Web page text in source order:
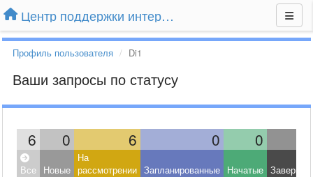
Центр поддержки интернет-магазина Extender24.ru
Профиль пользователя Di1
Ваши запросы по статусу
6 0 6 0 0
Все Новые
На
рассмотрении Запланированные Начатые